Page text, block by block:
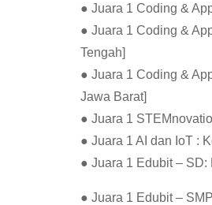
● Juara 1 Coding &
● Juara 1 Coding &
Tengah]
● Juara 1 Coding &
Jawa Barat]
● Juara 1
● Juara 1 AI dan IoT :
● Juara 1 Edubit – SD:
● Juara 1 Edubit –